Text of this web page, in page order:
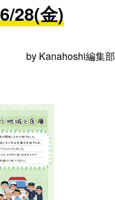
28(金)
by Kanahoshi編集部